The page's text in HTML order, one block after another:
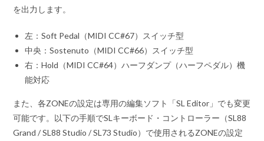
を出力します。
左：Soft Pedal（MIDI CC#67）スイッチ型
中央：Sostenuto（MIDI CC#66）スイッチ型
右：Hold（MIDI CC#64）ハーフダンプ（ハーフペダル）機
能対応
また、各ZONEの設定は専用の編集ソフト「SL Editor」でも変更
可能です。以下の手順でSLキーボード・コントローラー（SL88
Grand / SL88 Studio / SL73 Studio）で使用されるZONEの設定